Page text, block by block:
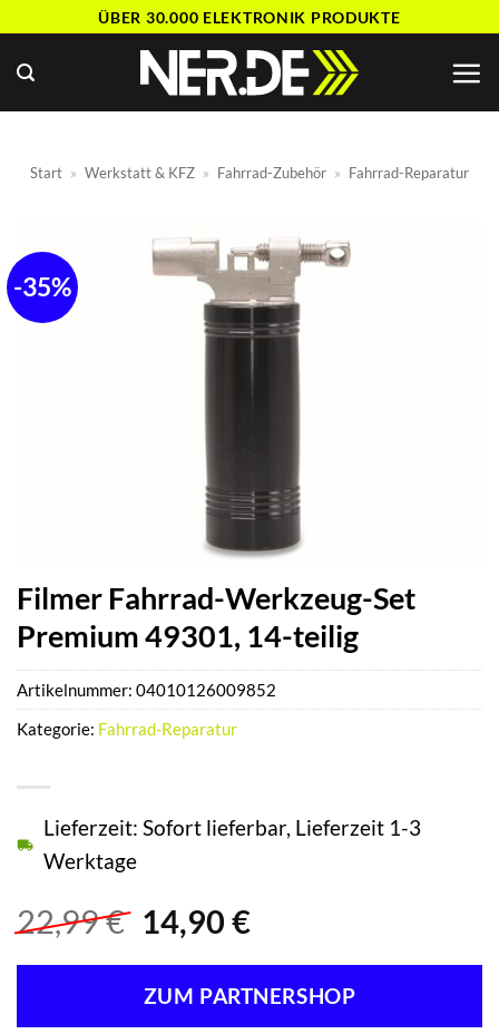
springen
ÜBER 30.000 ELEKTRONIK PRODUKTE
Start » Werkstatt & KFZ » Fahrrad-Zubehör » Fahrrad-Reparatur
-35%
Filmer Fahrrad-Werkzeug-Set
Premium 49301, 14-teilig
22,99€ Ursprünglicher
Preis
war:
22,99 €
14,90 €Aktueller
ist:
14,90 €.
Lieferzeit: Sofort lieferbar, Lieferzeit 1-3
Werktage
ZUM PARTNERSHOP
Artikelnummer: 04010126009852
Kategorie: Fahrrad-Reparatur